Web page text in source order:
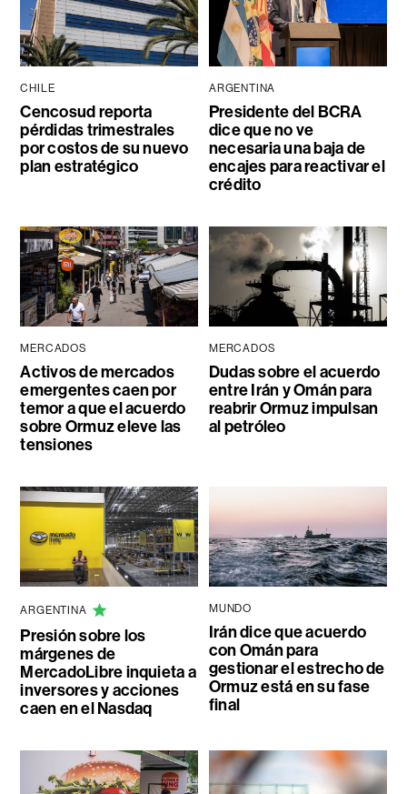
CHILE
Cencosud reporta
pérdidas trimestrales
por costos de su nuevo
plan estratégico
ARGENTINA
Presidente del BCRA
dice que no ve
necesaria una baja de
encajes para reactivar el
crédito
MERCADOS
Activos de mercados
emergentes caen por
temor a que el acuerdo
sobre Ormuz eleve las
tensiones
MERCADOS
Dudas sobre el acuerdo
entre Irán y Omán para
reabrir Ormuz impulsan
al petróleo
ARGENTINA
Presión sobre los
márgenes de
MercadoLibre inquieta a
inversores y acciones
caen en el Nasdaq
MUNDO
Irán dice que acuerdo
con Omán para
gestionar el estrecho de
Ormuz está en su fase
final